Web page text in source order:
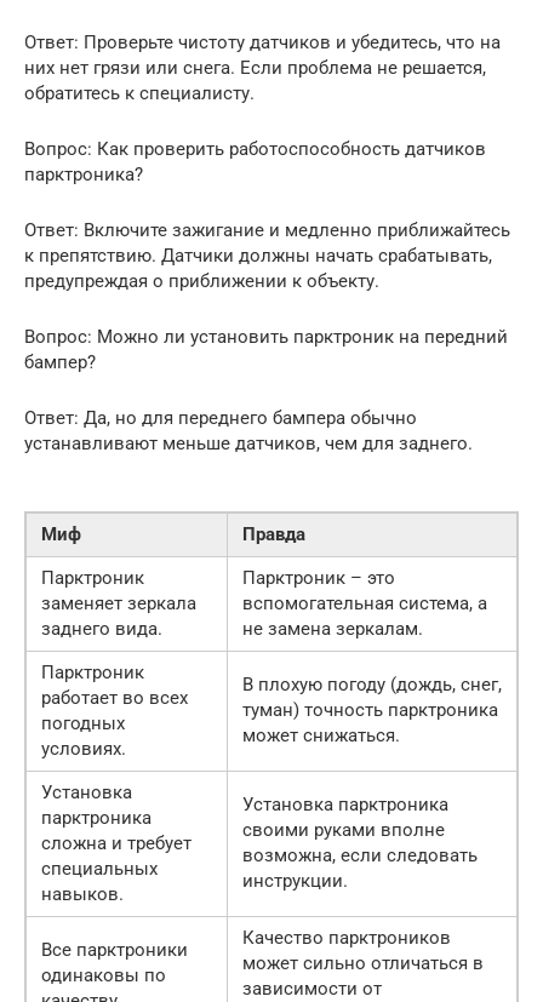
Ответ: Проверьте чистоту датчиков и убедитесь, что на
них нет грязи или снега. Если проблема не решается,
обратитесь к специалисту.
Вопрос: Как проверить работоспособность датчиков
парктроника?
Ответ: Включите зажигание и медленно приближайтесь
к препятствию. Датчики должны начать срабатывать,
предупреждая о приближении к объекту.
Вопрос: Можно ли установить парктроник на передний
бампер?
Ответ: Да, но для переднего бампера обычно
устанавливают меньше датчиков, чем для заднего.
Миф
Правда
Парктроник
заменяет зеркала
заднего вида.
Парктроник – это
вспомогательная система, а
не замена зеркалам.
Парктроник
работает во всех
погодных
условиях.
В плохую погоду (дождь, снег,
туман) точность парктроника
может снижаться.
Установка
парктроника
сложна и требует
специальных
навыков.
Установка парктроника
своими руками вполне
возможна, если следовать
инструкции.
Все парктроники
одинаковы по
Качество парктроников
может сильно отличаться в
зависимости от